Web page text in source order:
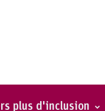
plus d'inclusion